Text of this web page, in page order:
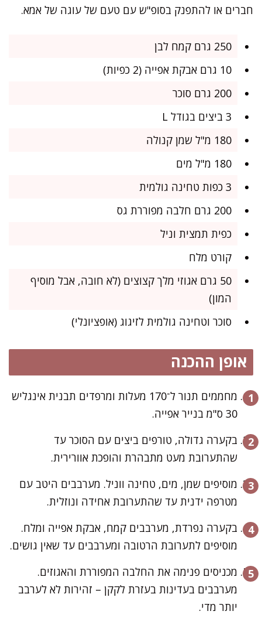
חברים או להתפנק בסופ"ש עם טעם של עוגה של אמא.
250 גרם קמח לבן
10 גרם אבקת אפייה (2 כפיות)
200 גרם סוכר
3 ביצים בגודל L
180 מ"ל שמן קנולה
180 מ"ל מים
3 כפות טחינה גולמית
200 גרם חלבה מפוררת גס
כפית תמצית וניל
קורט מלח
50 גרם אגוזי מלך קצוצים (לא חובה, אבל מוסיף
המון)
סוכר וטחינה גולמית לזיגוג (אופציונלי)
אופן ההכנה
מחממים תנור ל־170 מעלות ומרפדים תבנית אינגליש
30 ס"מ בנייר אפייה.
בקערה גדולה, טורפים ביצים עם הסוכר עד
שהתערובת מעט מתבהרת והופכת אוורירית.
מוסיפים שמן, מים, טחינה ווניל. מערבבים היטב עם
מטרפה ידנית עד שהתערובת אחידה ונוזלית.
בקערה נפרדת, מערבבים קמח, אבקת אפייה ומלח.
מוסיפים לתערובת הרטובה ומערבבים עד שאין גושים.
מכניסים פנימה את החלבה המפוררת והאגוזים.
מערבבים בעדינות בעזרת לקקן – זהירות לא לערבב
יותר מדי.